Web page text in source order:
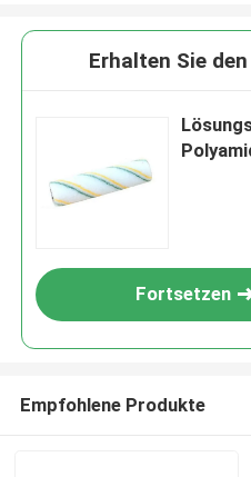
Erhalten Sie
Fortsetzen
Empfohlene Produkte